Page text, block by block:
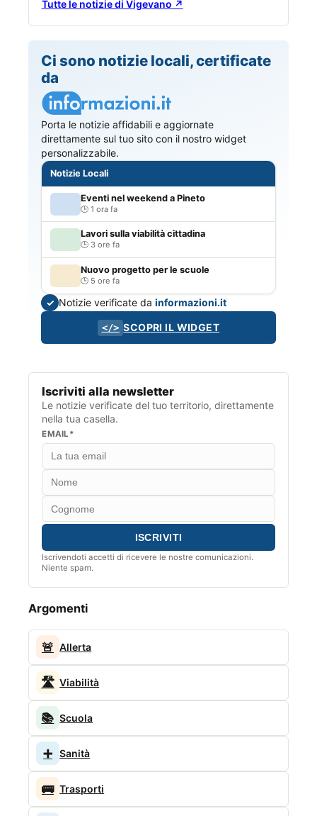
Tutte le notizie di Vigevano ↗
Ci sono notizie locali, certificate
da
Porta le notizie affidabili e aggiornate
direttamente sul tuo sito con il nostro widget
personalizzabile.
Notizie Locali
Eventi nel weekend a Pineto
1 ora fa
Lavori sulla viabilità cittadina
3 ore fa
Nuovo progetto per le scuole
5 ore fa
✓ Notizie verificate dainformazioni.it
</> SCOPRI IL WIDGET
Iscriviti alla newsletter
Le notizie verificate del tuo territorio, direttamente
nella tua casella.
EMAIL*
Iscrivendoti accetti di ricevere le nostre comunicazioni.
Niente spam.
Argomenti
🚨 Allerta
🛣️ Viabilità
📚 Scuola
➕ Sanità
🚌 Trasporti